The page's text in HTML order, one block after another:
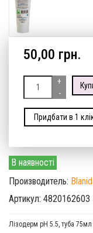
50,00 грн.
+
-
Придбати в 1
В наявності
Производитель:
Артикул: 4820162603
Лізодерм рН 5.5, туба 75мл